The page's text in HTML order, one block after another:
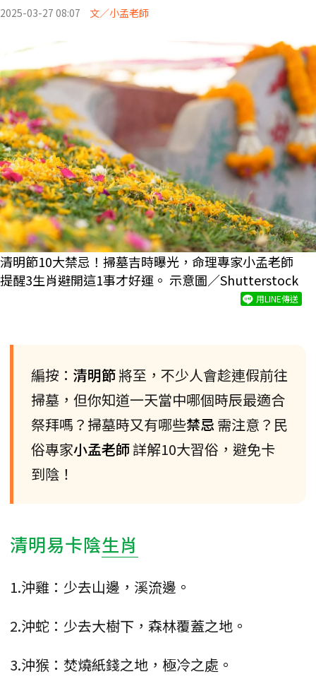
2025-03-27 08:07 文／小孟老師
清明節10大禁忌！掃墓吉時曝光，命理專家小孟老師
提醒3生肖避開這1事才好運。 示意圖／Shutterstock
用LINE傳送
編按： 清明節將至，不少人會趁連假前往
掃墓，但你知道一天當中哪個時辰最適合
祭拜嗎？掃墓時又有哪些禁忌需注意？民
俗專家小孟老師詳解10大習俗，避免卡
到陰！
清明易卡陰生肖
1.沖雞：少去山邊，溪流邊。
2.沖蛇：少去大樹下，森林覆蓋之地。
3.沖猴：焚燒紙錢之地，極冷之處。